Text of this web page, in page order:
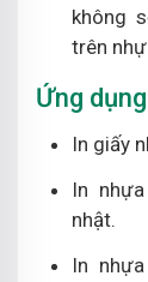
không
trên
Ứng
In giấy
In
nhật.
In